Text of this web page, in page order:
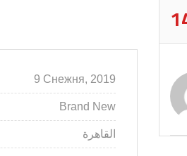
9 Снежня, 2019
Brand New
القاهرة